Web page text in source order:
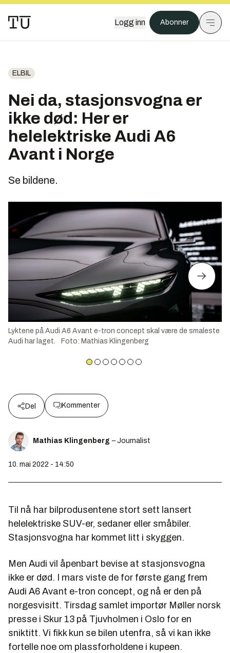
Logg inn Abonner
ELBIL
Nei da, stasjonsvogna er
ikke død: Her er
helelektriske Audi A6
Avant i Norge
Se bildene.
Lyktene på Audi A6 Avant e-tron concept skal være de smaleste
Audi har laget.
Foto: Mathias Klingenberg
Del Kommenter
Mathias Klingenberg – Journalist
10. mai 2022 - 14:50
Til nå har bilprodusentene stort sett lansert
helelektriske SUV-er, sedaner eller småbiler.
Stasjonsvogna har kommet litt i skyggen.
Men Audi vil åpenbart bevise at stasjonsvogna
ikke er død. I mars viste de for første gang frem
Audi A6 Avant e-tron concept, og nå er den på
norgesvisitt. Tirsdag samlet importør Møller norsk
presse i Skur 13 på Tjuvholmen i Oslo for en
sniktitt. Vi fikk kun se bilen utenfra, så vi kan ikke
fortelle noe om plassforholdene i kupeen.